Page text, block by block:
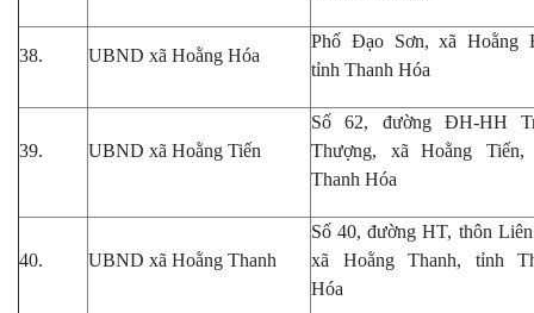
38. UBND xã Hoằng Hóa
Phố Đạo Sơn, xã Hoằng
tỉnh Thanh Hóa
39. UBND xã Hoằng Tiến
Số 62, đường ĐH-HH
Thượng, xã
Hoằng Tiến,
Thanh Hóa
40. UBND xã Hoằng Thanh
Số 40, đường HT, thôn
xã Hoằng Thanh, tỉnh
Hóa